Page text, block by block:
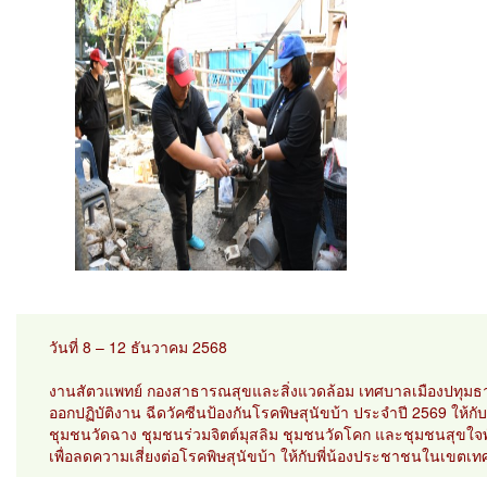
วันที่ 8 – 12 ธันวาคม 2568
งานสัตวแพทย์ กองสาธารณสุขและสิ่งแวดล้อม เทศบาลเมืองปทุ
ออกปฏิบัติงาน ฉีดวัคซีนป้องกันโรคพิษสุนัขบ้า ประจำปี 2569 ใ
ชุมชนวัดฉาง ชุมชนร่วมจิตต์มุสลิม ชุมชนวัดโคก และชุมชนสุขใ
เพื่อลดความเสี่ยงต่อโรคพิษสุนัขบ้า ให้กับพี่น้องประชาชนในเขตเ